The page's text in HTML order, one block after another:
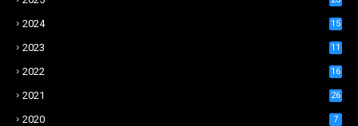
2024 15
2023 11
2022 16
2021 26
2020 7